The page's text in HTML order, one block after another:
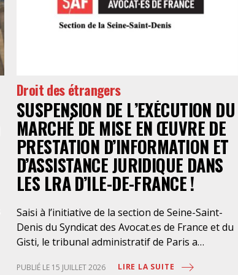
Droit des étrangers
SUSPENSION DE L’EXÉCUTION DU
MARCHÉ DE MISE EN ŒUVRE DE
PRESTATION D’INFORMATION ET
D’ASSISTANCE JURIDIQUE DANS
LES LRA D’ILE-DE-FRANCE !
Saisi à l’initiative de la section de Seine-Saint-
Denis du Syndicat des Avocat.es de France et du
Gisti, le tribunal administratif de Paris a
marché public visant à la « mise en œuvre de
PUBLIÉ LE 15 JUILLET 2026 LIRE LA SUITE